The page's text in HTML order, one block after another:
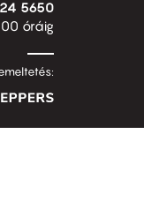
5650
óráig